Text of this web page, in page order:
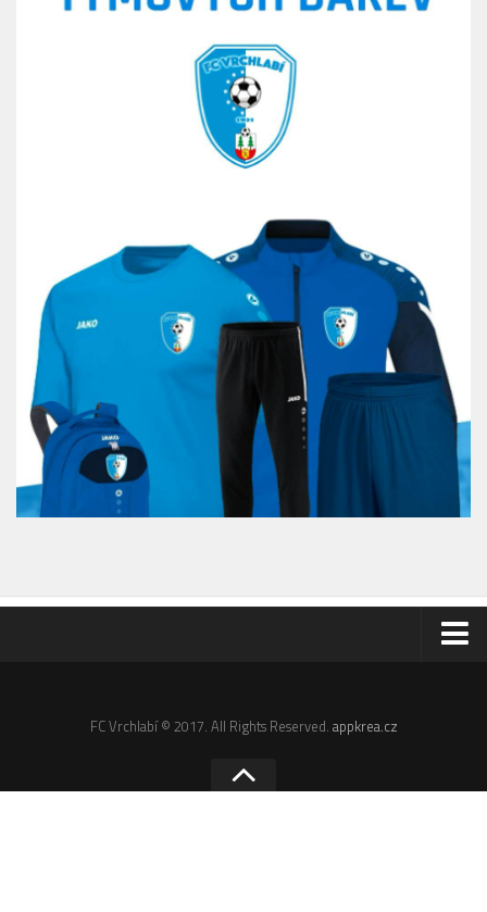
FC Vrchlabí © 2017. All Rights Reserved. appkrea.cz